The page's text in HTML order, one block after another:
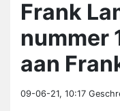
Frank
nummer
aan
09-06-21, 10:17